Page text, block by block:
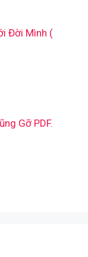
Đời Mình (
Gỡ PDF.